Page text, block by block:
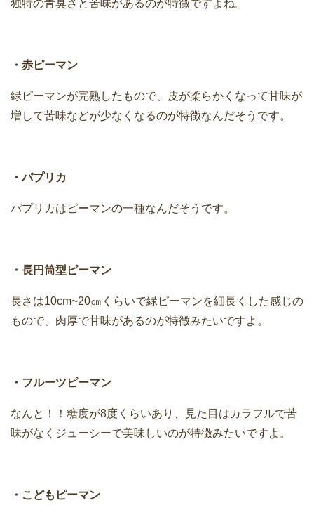
独特の青臭さと苦味があるのが特徴ですよね。
・赤ピーマン
緑ピーマンが完熟したもので、皮が柔らかくなって甘味が
増して苦味などが少なくなるのが特徴なんだそうです。
・パプリカ
パプリカはピーマンの一種なんだそうです。
・長円筒型ピーマン
長さは10cm~20㎝くらいで緑ピーマンを細長くした感じの
もので、肉厚で甘味があるのが特徴みたいですよ。
・フルーツピーマン
なんと！！糖度が8度くらいあり、見た目はカラフルで苦
味がなくジューシーで美味しいのが特徴みたいですよ。
・こどもピーマン